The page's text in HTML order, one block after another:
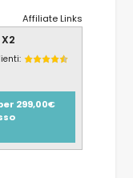
Affiliate Links
299,00€